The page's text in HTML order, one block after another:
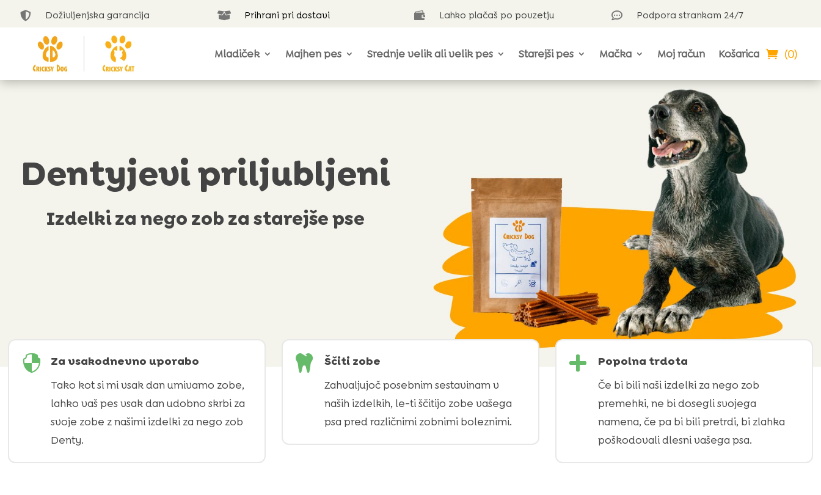
 Doživljenjska garancija  Prihrani pri dostavi  Lahko plačaš po povzetju  Podpora strankam 24/7
Mladiček Majhen pes Srednje velik ali velik pes Starejši pes Mačka Moj račun Košarica (0)
Dentyjevi priljubljeni
Izdelki za nego zob za starejše pse
 Za vsakodnevno uporabo
Tako kot si mi vsak dan umivamo zobe,
lahko vaš pes vsak dan udobno skrbi za
svoje zobe z našimi izdelki za nego zob
Denty.
 Ščiti zobe
Zahvaljujoč posebnim sestavinam v
naših izdelkih, le-ti ščitijo zobe vašega
psa pred različnimi zobnimi boleznimi.
 Popolna trdota
Če bi bili naši izdelki za nego zob
premehki, ne bi dosegli svojega
namena, če pa bi bili pretrdi, bi zlahka
poškodovali dlesni vašega psa.